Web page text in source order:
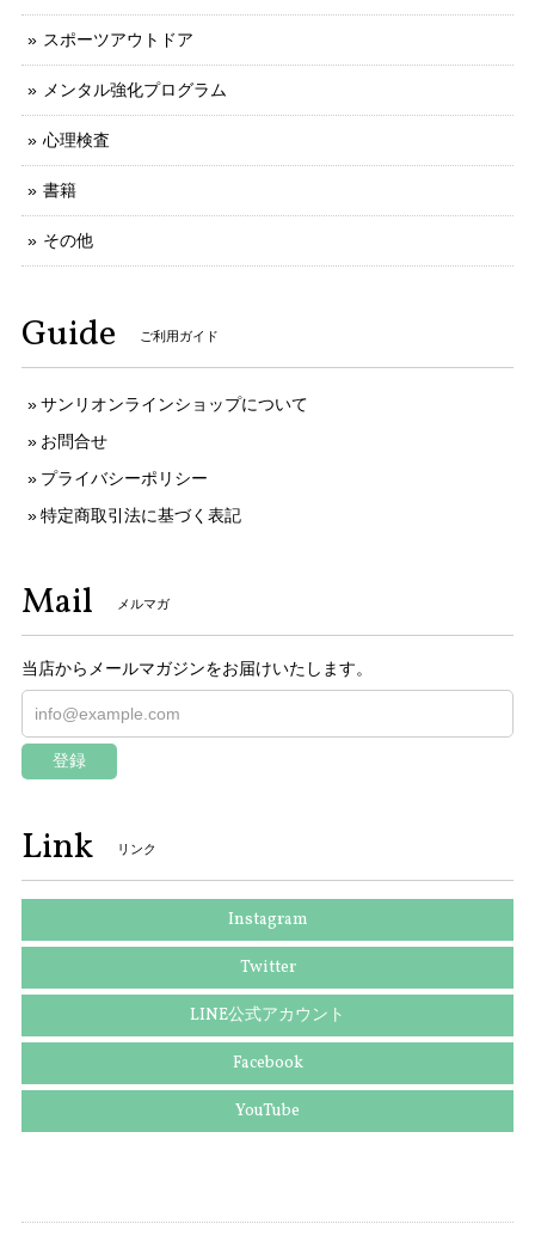
スポーツアウトドア
メンタル強化プログラム
心理検査
書籍
その他
Guide ご利用ガイド
サンリオンラインショップについて
お問合せ
プライバシーポリシー
特定商取引法に基づく表記
Mail メルマガ
当店からメールマガジンをお届けいたします。
登録
Link リンク
Instagram
Twitter
LINE公式アカウント
Facebook
YouTube